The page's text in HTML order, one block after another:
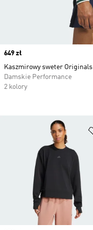
Price
649 zł
Kaszmirowy sweter Originals
Damskie Performance
2 kolory